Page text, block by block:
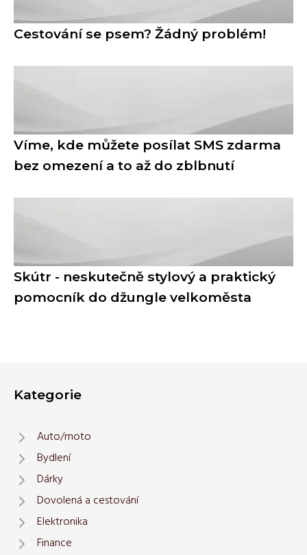
Cestování se psem? Žádný problém!
Víme, kde můžete posílat SMS zdarma
bez omezení a to až do zblbnutí
Skútr - neskutečně stylový a praktický
pomocník do džungle velkoměsta
Kategorie
Auto/moto
Bydlení
Dárky
Dovolená a cestování
Elektronika
Finance